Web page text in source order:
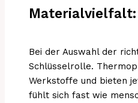
Materialvielfalt:
Bei der Auswahl der
Schlüsselrolle.
Werkstoffe und bieten
fühlt sich fast wie